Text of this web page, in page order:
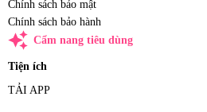
Chính sách bảo mật
Chính sách bảo hành
auto_awesome Cẩm nang tiêu dùng
Tiện ích
TẢI APP